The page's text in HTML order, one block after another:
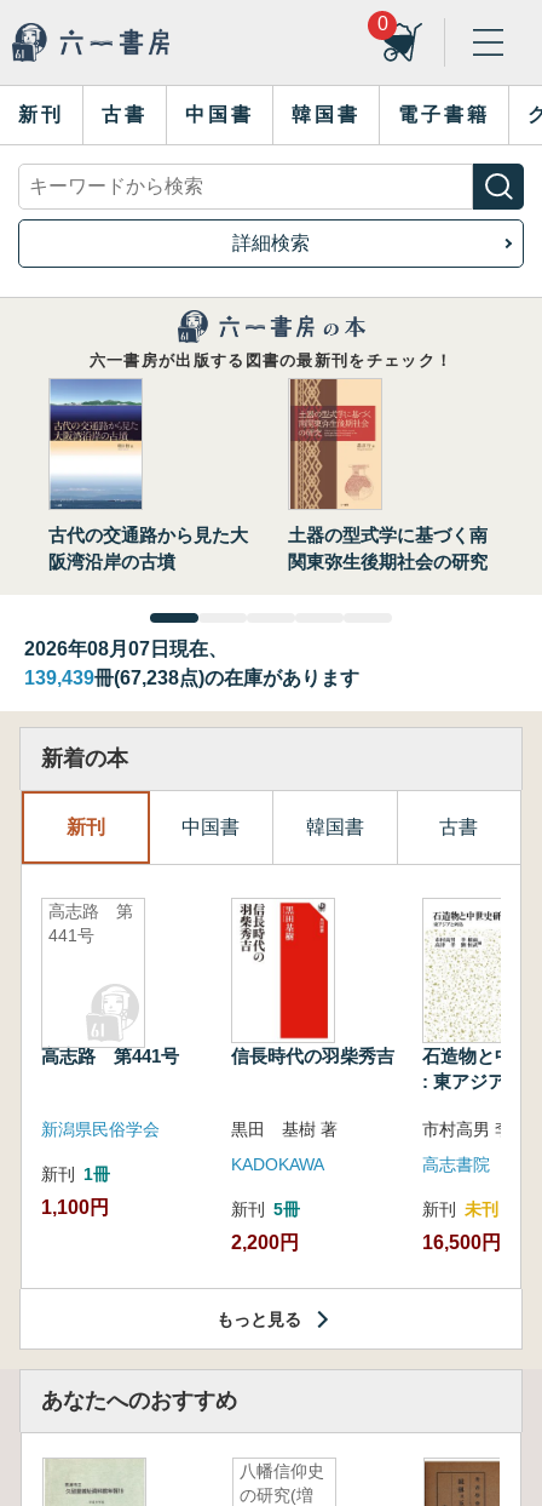
0
新刊 古書 中国書 韓国書 電子書籍
詳細検索
六一書房が出版する図書の最新刊をチェック！
古代の交通路から見た大
阪湾沿岸の古墳
土器の型式学に基づく南
関東弥生後期社会の研究
2026年08月07日現在、
139,439冊(67,238点)の在庫があります
新着の本
新刊 中国書 韓国書 古書
高志路 第
441号
高志路 第441号
新潟県民俗学会
新刊 1冊
1,100円
信長時代の羽柴秀吉
黒田 基樹 著
KADOKAWA
新刊 5冊
2,200円
石造物と中世
: 東アジアと
高志書院
新刊 未刊
16,500円
もっと見る
あなたへのおすすめ
八幡信仰史
の研究(増